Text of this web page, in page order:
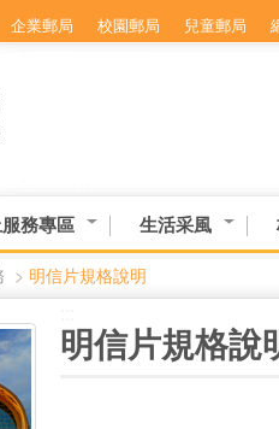
企業郵局 校園郵局 兒童郵局
務專區 生活采風
> 明信片規格說明
明信片規格說